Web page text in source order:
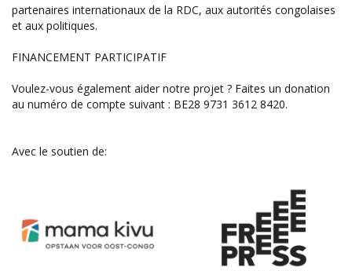
partenaires internationaux de la RDC, aux autorités congolaises
et aux politiques.
FINANCEMENT PARTICIPATIF
Voulez-vous également aider notre projet ? Faites un donation
au numéro de compte suivant : BE28 9731 3612 8420.
Avec le soutien de: